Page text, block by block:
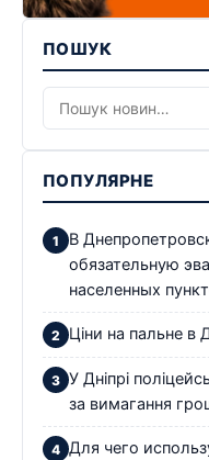
ПОШУК
ПОПУЛЯРНЕ
В
обязательную
населенных
Ціни на пальне в
У Дніпрі
за вимагання
Для чего